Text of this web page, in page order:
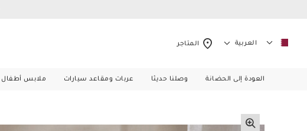
العربية المتاجر
العودة إلى الحضانة وصلنا حديثا عربات ومقاعد سيارات ملابس أطفال